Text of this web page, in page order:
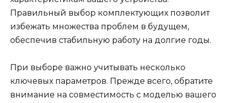
Правильный выбор комплектующих позволит
избежать множества проблем в будущем,
обеспечив стабильную работу на долгие годы.
При выборе важно учитывать несколько
ключевых параметров. Прежде всего, обратите
внимание на совместимость с моделью вашего